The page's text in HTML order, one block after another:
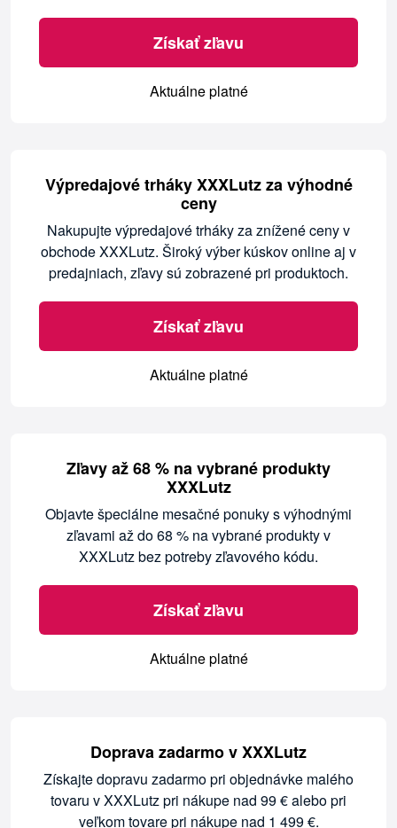
Získať zľavu
Aktuálne platné
Výpredajové trháky XXXLutz za výhodné
ceny
Nakupujte výpredajové trháky za znížené ceny v
obchode XXXLutz. Široký výber kúskov online aj v
predajniach, zľavy sú zobrazené pri produktoch.
Získať zľavu
Aktuálne platné
Zľavy až 68 % na vybrané produkty
XXXLutz
Objavte špeciálne mesačné ponuky s výhodnými
zľavami až do 68 % na vybrané produkty v
XXXLutz bez potreby zľavového kódu.
Získať zľavu
Aktuálne platné
Doprava zadarmo v XXXLutz
Získajte dopravu zadarmo pri objednávke malého
tovaru v XXXLutz pri nákupe nad 99 € alebo pri
veľkom tovare pri nákupe nad 1 499 €.